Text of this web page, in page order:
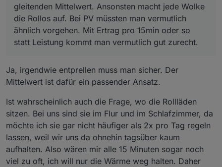
gleitenden Mittelwert. Ansonsten macht jede Wolke
die Rollos auf. Bei PV müssten man vermutlich
ähnlich vorgehen. Mit Ertrag pro 15min oder so
statt Leistung kommt man vermutlich gut zurecht.
Ja, irgendwie entprellen muss man sicher. Der
Mittelwert ist dafür ein passender Ansatz.
Ist wahrscheinlich auch die Frage, wo die Rollläden
sitzen. Bei uns sind sie im Flur und im Schlafzimmer, da
möchte ich sie gar nicht häufiger als 2x pro Tag regeln
lassen, weil wir uns da ohnehin tagsüber kaum
aufhalten. Also wären mir alle 15 Minuten sogar noch
viel zu oft, ich will nur die Wärme weg halten. Daher